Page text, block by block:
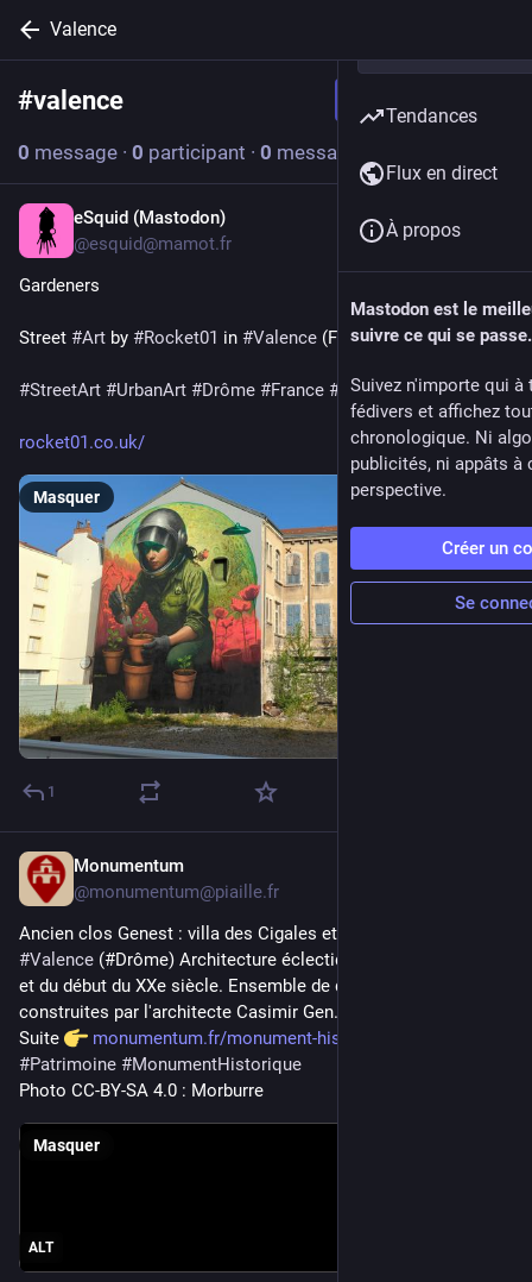
Valence
#valence
0 message · 0 participant · 0 message aujourd’hui
eSquid (Mastodon)
@esquid@mamot.fr
Gardeners
Street #Art by #Rocket01 in #Valence (France, #2026)
#StreetArt #UrbanArt #Drôme #France # DansMaVille
rocket01.co.uk/
Masquer
1
Monumentum
@monumentum@piaille.fr
#Valence (#Drôme) Architecture éclectique de la fin du XIXe
et du début du XXe siècle. Ensemble de quatre villas
construites par l'architecte Casimir Gen...
Suite
monumentum.fr/monument-histori
#Patrimoine #MonumentHistorique
Photo CC-BY-SA 4.0 : Morburre
ALT
Masquer
Tendances
Flux en direct
À propos
Mastodon est le
suivre ce qui se passe.
Suivez n'importe qui à
fédivers et affichez
chronologique. Ni
publicités, ni appâts à
perspective.
Créer un
Se